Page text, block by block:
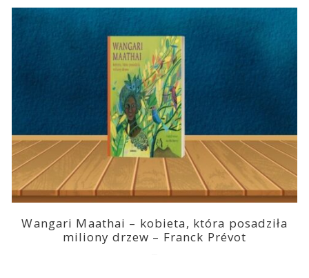
Wangari Maathai – kobieta, która posadziła
miliony drzew – Franck Prévot